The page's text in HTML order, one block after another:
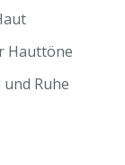
Hauttöne
Ruhe